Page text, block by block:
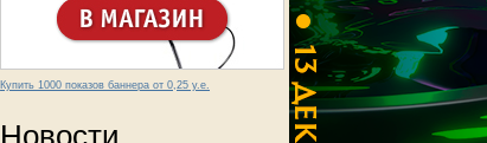
Купить 1000 показов баннера от 0,25 у.е.
Новости